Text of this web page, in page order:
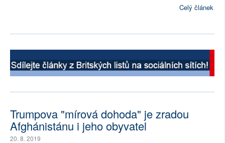
Celý článek
Trumpova "mírová dohoda" je zradou
Afghánistánu i jeho obyvatel
20. 8. 2019